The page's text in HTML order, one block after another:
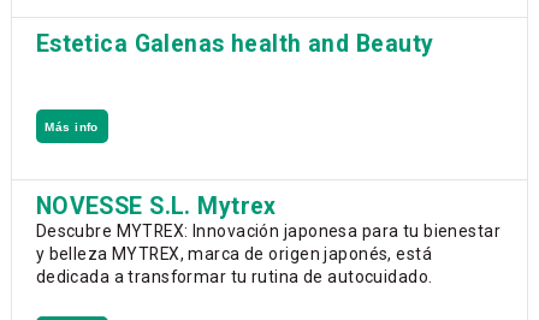
Estetica Galenas health and Beauty
Más info
NOVESSE S.L. Mytrex
Descubre MYTREX: Innovación japonesa para tu bienestar
y belleza MYTREX, marca de origen japonés, está
dedicada a transformar tu rutina de autocuidado.